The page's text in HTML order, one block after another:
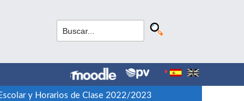
y Horarios de Clase 2022/2023